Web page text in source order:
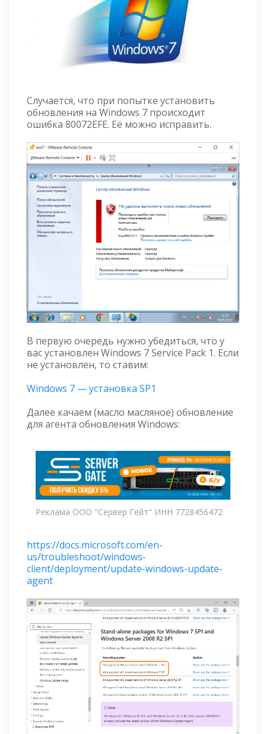
Случается, что при попытке установить
обновления на Windows 7 происходит
ошибка 80072EFE. Её можно исправить.
В первую очередь нужно убедиться, что у
вас установлен Windows 7 Service Pack 1. Если
не установлен, то ставим:
Windows 7 — установка SP1
Далее качаем (масло масляное) обновление
для агента обновления Windows:
Реклама ООО "Сервер Гейт" ИНН 7728456472
https://docs.microsoft.com/en-
us/troubleshoot/windows-
client/deployment/update-windows-update-
agent